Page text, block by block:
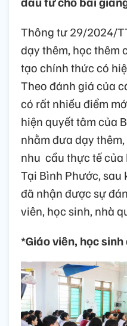
Thông tư 29/2024/
dạy thêm, học thêm
tạo chính thức có
Theo đánh giá của
có rất nhiều điểm
hiện quyết tâm của
nhằm đưa dạy
nhu cầu thực tế của
Tại Bình Phước,
đã nhận được sự
viên, học sinh, nhà
*Giáo viên, học